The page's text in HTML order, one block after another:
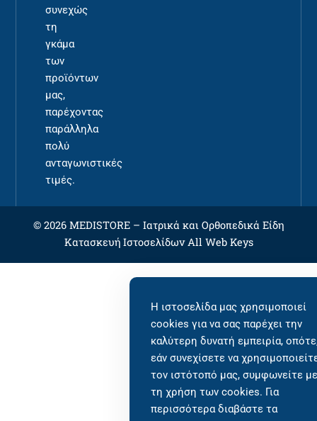
συνεχώς
τη
γκάμα
των
προϊόντων
μας,
παρέχοντας
παράλληλα
πολύ
ανταγωνιστικές
τιμές.
© 2026 MEDISTORE – Ιατρικά και Ορθοπεδικά Είδη
Κατασκευή ΙστοσελίδωνAll Web Keys
Η ιστοσελίδα μας χρησιμοποιεί
cookies για να σας παρέχει την
καλύτερη δυνατή εμπειρία,
εάν συνεχίσετε να
τον ιστότοπό μας, συμφωνείτε με
τη χρήση των cookies. Για
περισσότερα διαβάστε τα